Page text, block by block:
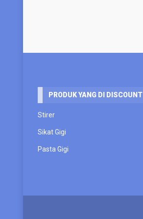
PRODUK YANG DI DISCOUNT
Stirer
Sikat Gigi
Pasta Gigi